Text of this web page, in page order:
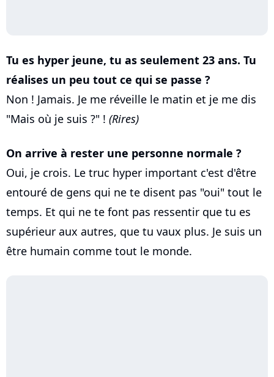
Tu es hyper jeune, tu as seulement 23 ans. Tu
réalises un peu tout ce qui se passe ?
Non ! Jamais. Je me réveille le matin et je me dis
"Mais où je suis ?" ! (Rires)
On arrive à rester une personne normale ?
Oui, je crois. Le truc hyper important c'est d'être
entouré de gens qui ne te disent pas "oui" tout le
temps. Et qui ne te font pas ressentir que tu es
supérieur aux autres, que tu vaux plus. Je suis un
être humain comme tout le monde.